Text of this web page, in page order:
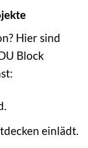
Hier sind
Block
einlädt.